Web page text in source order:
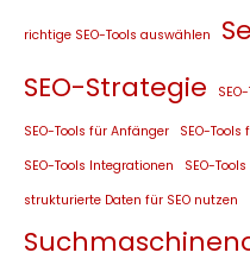
richtige SEO-Tools auswählen
SEO-Strategie
SEO-Tools für Anfänger
SEO-
SEO-Tools Integrationen
SEO-
strukturierte Daten für SEO nutzen